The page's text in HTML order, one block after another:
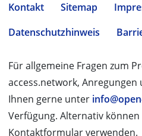
Kontakt Sitemap
Datenschutzhinweis
Für allgemeine Fragen zum
access.network,
Ihnen gerne unter
Verfügung. Alternativ können
Kontaktformular verwenden.